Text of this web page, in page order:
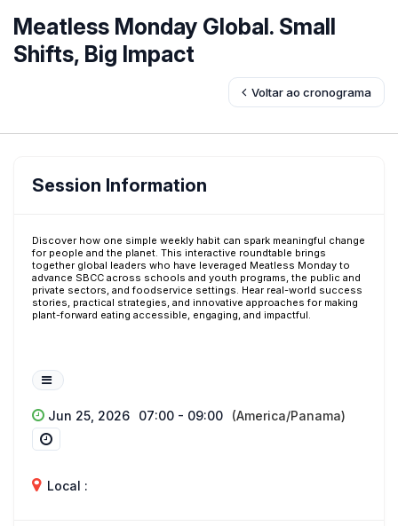
Meatless Monday Global. Small
Shifts, Big Impact
Voltar ao cronograma
Session Information
Discover how one simple weekly habit can spark meaningful change
for people and the planet. This interactive roundtable brings
together global leaders who have leveraged Meatless Monday to
advance SBCC across schools and youth programs, the public and
private sectors, and foodservice settings. Hear real-world success
stories, practical strategies, and innovative approaches for making
plant-forward eating accessible, engaging, and impactful.
Jun 25, 2026 07:00 - 09:00 (America/Panama)
Local :